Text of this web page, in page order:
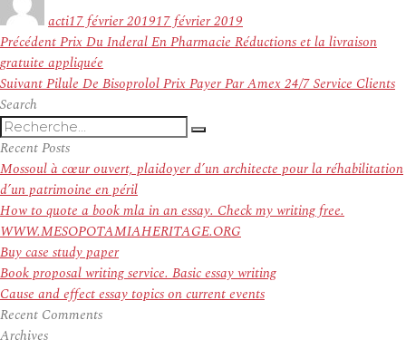
actile
17 février 201917 février 2019
Navigation
de
l’article
PrécédentArticle
précédent :
Prix Du Inderal En Pharmacie Réductions et la livraison
gratuite appliquée
SuivantArticle
Pilule De Bisoprolol Prix Payer Par Amex 24/7 Service Clients
Search
Recherche
pour
:
Recherche
Recent Posts
Mossoul à cœur ouvert, plaidoyer d’un architecte pour la réhabilitation
d’un patrimoine en péril
How to quote a book mla in an essay. Check my writing free.
WWW.MESOPOTAMIAHERITAGE.ORG
Buy case study paper
Book proposal writing service. Basic essay writing
Cause and effect essay topics on current events
Recent Comments
Archives